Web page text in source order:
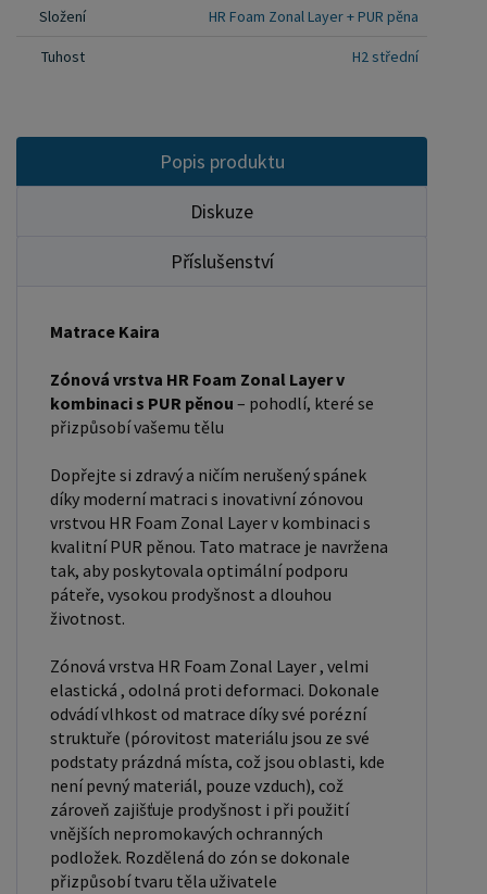
matrace. Odvod vlhkosti pomáhá udržet
noc. Komfort a pružnost bez kompromisů
Matrace se rychle vrací do původního tvaru,
nedeformuje se a dlouhodobě si zachovává své
Složení HR Foam Zonal Layer + PUR pěna
Tuhost H2 střední
Popis produktu
Diskuze
Příslušenství
Matrace Kaira
Zónová vrstva HR Foam Zonal Layer v
kombinaci s PUR pěnou – pohodlí, které se
přizpůsobí vašemu tělu
Dopřejte si zdravý a ničím nerušený spánek
díky moderní matraci s inovativní zónovou
vrstvou HR Foam Zonal Layer v kombinaci s
kvalitní PUR pěnou. Tato matrace je navržena
tak, aby poskytovala optimální podporu
páteře, vysokou prodyšnost a dlouhou
životnost.
Zónová vrstva HR Foam Zonal Layer , velmi
elastická , odolná proti deformaci. Dokonale
odvádí vlhkost od matrace díky své porézní
struktuře (pórovitost materiálu jsou ze své
podstaty prázdná místa, což jsou oblasti, kde
není pevný materiál, pouze vzduch), což
zároveň zajišťuje prodyšnost i při použití
vnějších nepromokavých ochranných
podložek. Rozdělená do zón se dokonale
přizpůsobí tvaru těla uživatele